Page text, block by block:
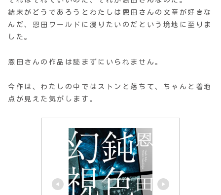
結末がどうであろうとわたしは恩田さんの文章が好きな
んだ、恩田ワールドに浸りたいのだという境地に至りま
した。
恩田さんの作品は読まずにいられません。
今作は、わたしの中ではストンと落ちて、ちゃんと着地
点が見えた気がします。